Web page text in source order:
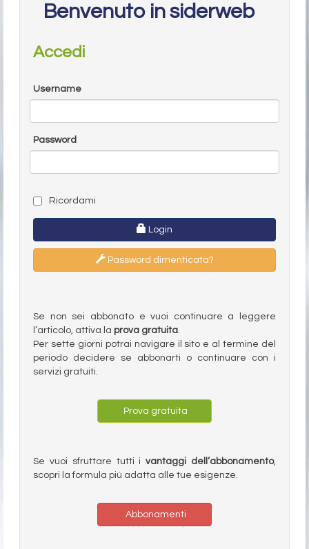
Benvenuto in siderweb
Accedi
Username
Password
Ricordami
Login
Password dimenticata?
Se non sei abbonato e vuoi continuare a leggere
l’articolo, attiva la prova gratuita.
Per sette giorni potrai navigare il sito e al termine del
periodo decidere se abbonarti o continuare con i
servizi gratuiti.
Prova gratuita
Se vuoi sfruttare tutti ivantaggi dell’abbonamento,
scopri la formula più adatta alle tue esigenze.
Abbonamenti